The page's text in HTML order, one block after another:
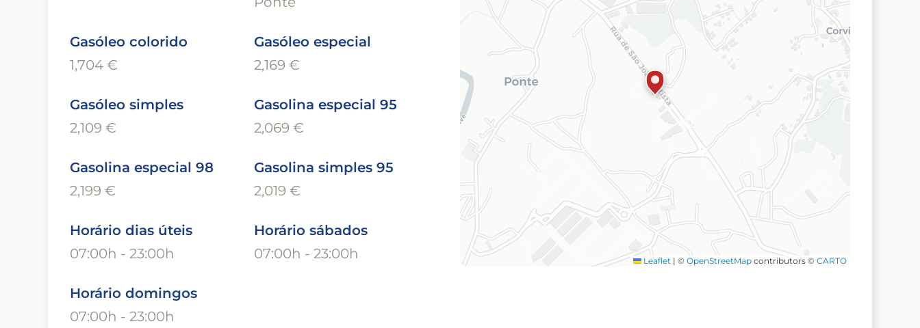
Gasóleo colorido
1,704 €
Gasóleo especial
2,169 €
Gasóleo simples
2,109 €
Gasolina especial 95
2,069 €
Gasolina especial 98
2,199 €
Gasolina simples 95
2,019 €
Horário dias úteis
07:00h - 23:00h
Horário sábados
07:00h - 23:00h
Horário domingos
07:00h - 23:00h
Leaflet | © OpenStreetMap contributors © CARTO